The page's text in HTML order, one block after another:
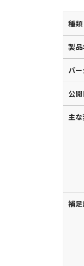
種類
製品
バ
公開
主
補